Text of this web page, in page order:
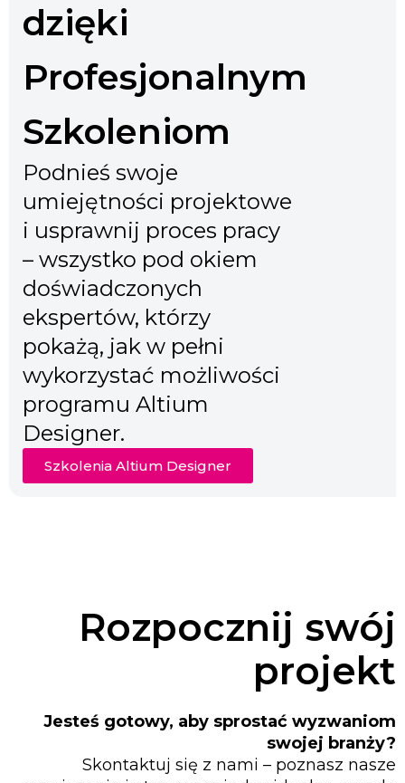
dzięki
Profesjonalnym
Szkoleniom
Podnieś swoje
umiejętności projektowe
i usprawnij proces pracy
– wszystko pod okiem
doświadczonych
ekspertów, którzy
pokażą, jak w pełni
wykorzystać możliwości
programu Altium
Designer.
Szkolenia Altium Designer
Rozpocznij swój
projekt
Jesteś gotowy, aby sprostać wyzwaniom
swojej branży?
Skontaktuj się z nami – poznasz nasze